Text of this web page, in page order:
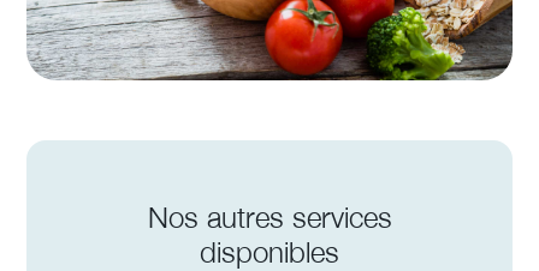
Nos autres services
disponibles